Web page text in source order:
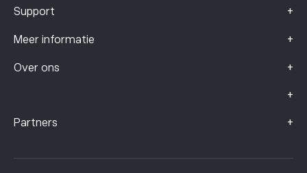
Support +
Meer informatie +
Over ons +
+
Partners +